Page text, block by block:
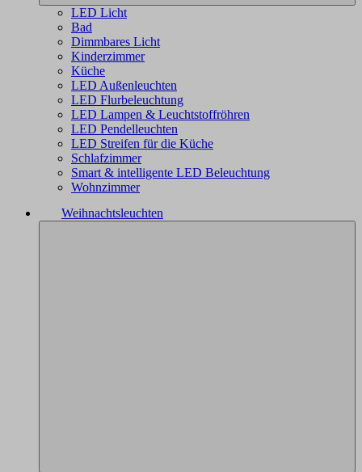
LED Licht
Bad
Dimmbares Licht
Kinderzimmer
Küche
LED Außenleuchten
LED Flurbeleuchtung
LED Lampen & Leuchtstoffröhren
LED Pendelleuchten
LED Streifen für die Küche
Schlafzimmer
Smart & intelligente LED Beleuchtung
Wohnzimmer
Weihnachtsleuchten